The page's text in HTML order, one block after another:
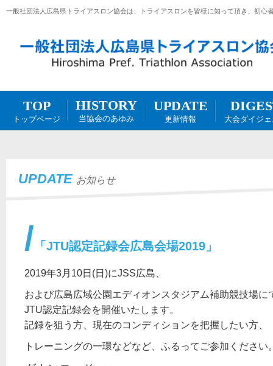
一般社団法人広島県トライアスロン協会は、トライアスロンを皆様に知って頂き、初心
TOP
トップページ
HISTORY
当協会のあゆみ
UPDATE
更新情報 大会ダイジ
UPDATE お知らせ
「JTU認定記録会広島会場2019」
2019年3月10日(日)にJSS広島、
および広島広域公園エディオンスタジアム補助競技場に
JTU認定記録会を開催いたします。
記録を狙う方、現在のコンディションを把握したい方、
トレーニングの一環などなど、ふるってご参加ください